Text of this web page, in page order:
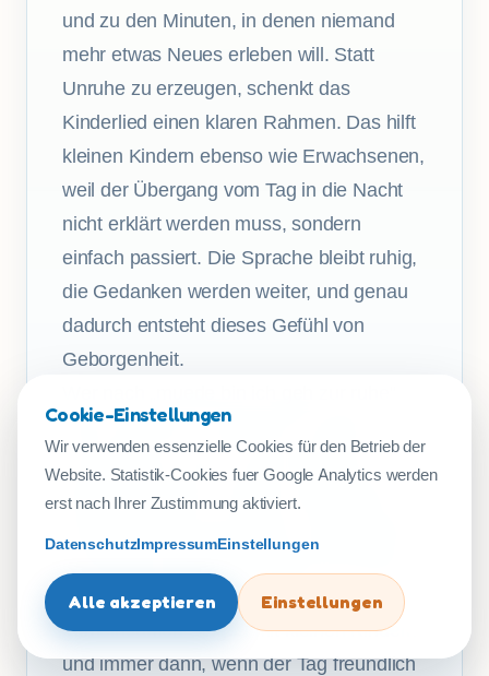
und zu den Minuten, in denen niemand
mehr etwas Neues erleben will. Statt
Unruhe zu erzeugen, schenkt das
Kinderlied einen klaren Rahmen. Das hilft
kleinen Kindern ebenso wie Erwachsenen,
weil der Übergang vom Tag in die Nacht
nicht erklärt werden muss, sondern
einfach passiert. Die Sprache bleibt ruhig,
die Gedanken werden weiter, und genau
dadurch entsteht dieses Gefühl von
Geborgenheit.
oder nach dem „muede bin ich geh zur
lautes Programm, sondern verlässliche
gut. Es passt zu Hause, beim
gemeinsamen Singen mit kleinen Kindern
und immer dann, wenn der Tag freundlich
Cookie-Einstellungen
Wir verwenden essenzielle Cookies für den Betrieb der
Website. Statistik-Cookies fuer Google Analytics werden
erst nach Ihrer Zustimmung aktiviert.
DatenschutzImpressumEinstellungen
Alle akzeptieren Einstellungen